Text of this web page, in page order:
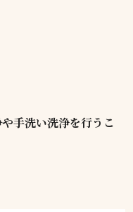
手洗い洗浄を行うこ